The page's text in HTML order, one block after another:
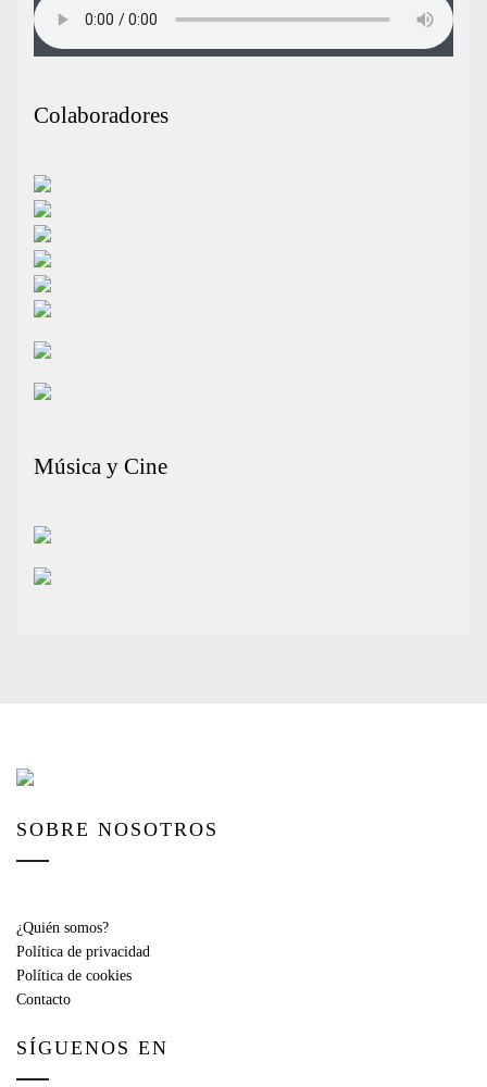
Colaboradores
Música y Cine
SOBRE NOSOTROS
¿Quién somos?
Política de privacidad
Política de cookies
Contacto
SÍGUENOS EN